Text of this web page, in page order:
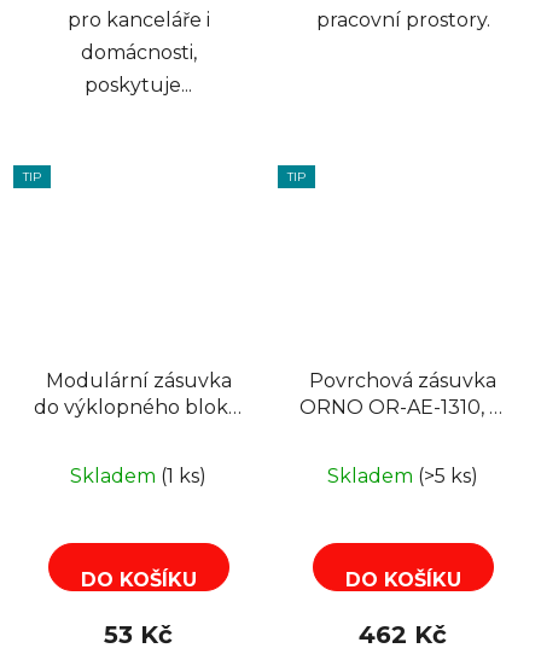
pro kanceláře i
domácnosti,
poskytuje...
pracovní prostory.
TIP
Modulární zásuvka
do výklopného bloku
barva černá
Skladem (1 ks)
DO KOŠÍKU
53 Kč
TIP
Povrchová zásuvka
ORNO OR-AE-1310, 1x
stříbrná
Skladem (>5 ks)
DO KOŠÍKU
462 Kč